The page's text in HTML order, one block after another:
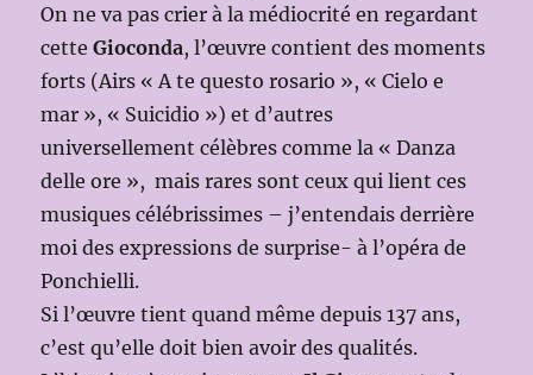
On ne va pas crier à la médiocrité en regardant
cetteGioconda, l’œuvre contient des moments
forts (Airs « A te questo rosario », « Cielo e
mar », « Suicidio ») et d’autres
universellement célèbres comme la « Danza
delle ore », mais rares sont ceux qui lient ces
musiques célébrissimes – j’entendais derrière
moi des expressions de surprise- à l’opéra de
Ponchielli.
Si l’œuvre tient quand même depuis 137 ans,
c’est qu’elle doit bien avoir des qualités.